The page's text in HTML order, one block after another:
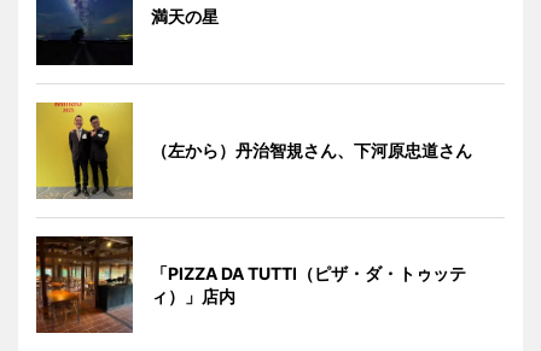
満天の星
（左から）丹治智規さん、下河原忠道さん
「PIZZA DA TUTTI（ピザ・ダ・トゥッテ
ィ）」店内